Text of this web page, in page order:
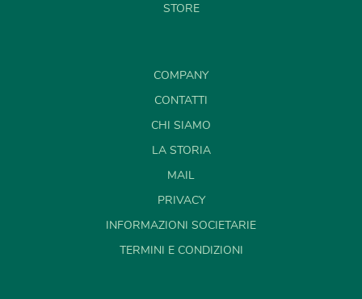
STORE
COMPANY
CONTATTI
CHI SIAMO
LA STORIA
MAIL
PRIVACY
INFORMAZIONI SOCIETARIE
TERMINI E CONDIZIONI